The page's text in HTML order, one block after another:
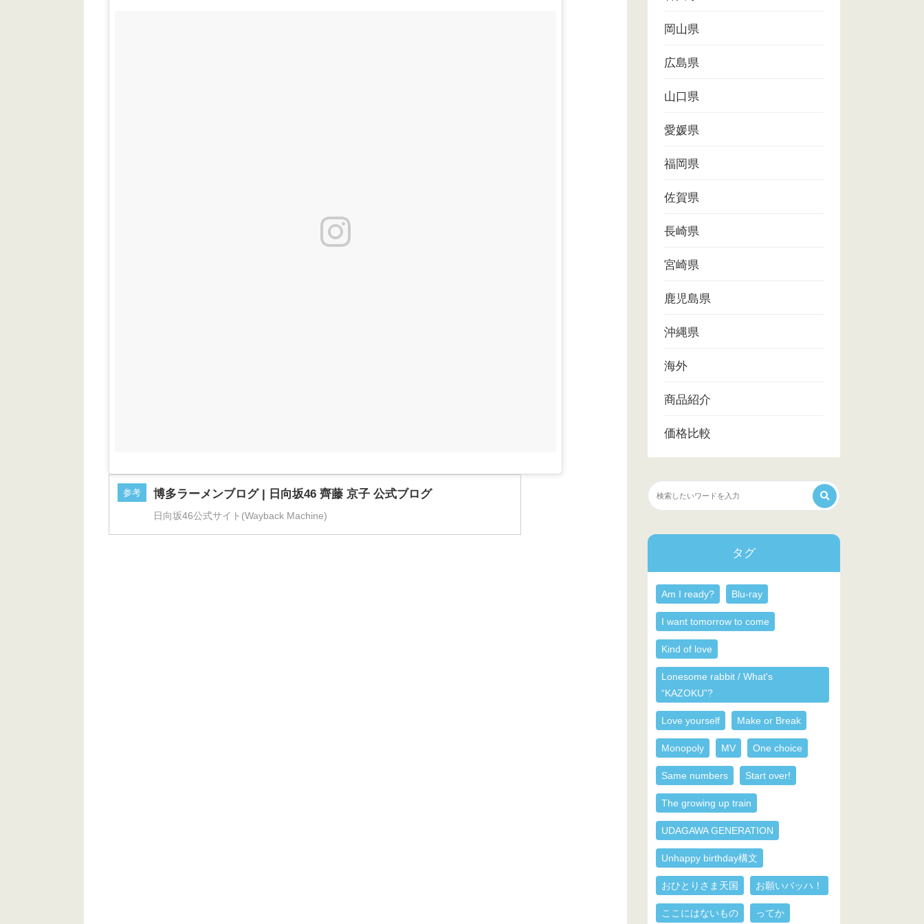
参考 博多ラーメンブログ | 日向坂46 齊藤 京子 公式ブログ
日向坂46公式サイト(Wayback Machine)
岡山県
広島県
山口県
愛媛県
福岡県
佐賀県
長崎県
宮崎県
鹿児島県
沖縄県
海外
商品紹介
価格比較
タグ
Am I ready? Blu-ray
I want tomorrow to come
Kind of love
Lonesome rabbit / What's
“KAZOKU”?
Love yourself Make or Break
Monopoly MV One choice
Same numbers Start over!
The growing up train
UDAGAWA GENERATION
Unhappy birthday構文
おひとりさま天国 お願いバッハ！
ここにはないもの ってか